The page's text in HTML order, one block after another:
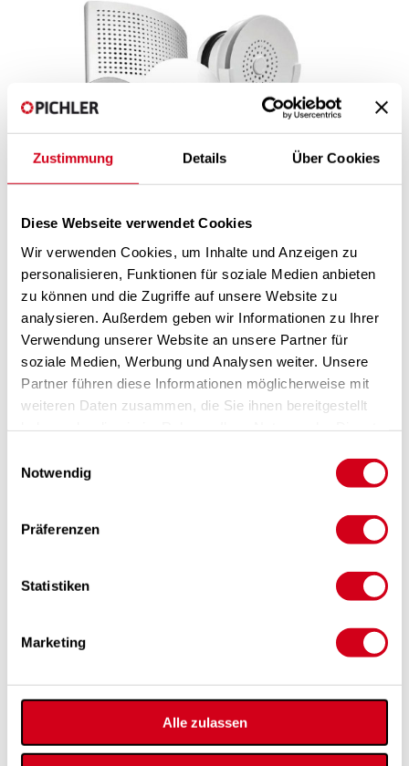
Zustimmung Details Über Cookies
Diese Webseite verwendet Cookies
Wir verwenden Cookies, um Inhalte und Anzeigen zu
personalisieren, Funktionen für soziale Medien anbieten
zu können und die Zugriffe auf unsere Website zu
analysieren. Außerdem geben wir Informationen zu Ihrer
Verwendung unserer Website an unsere Partner für
soziale Medien, Werbung und Analysen weiter. Unsere
Partner führen diese Informationen möglicherweise mit
weiteren Daten zusammen, die Sie ihnen bereitgestellt
Notwendig
Präferenzen
Statistiken
Marketing
Alle zulassen
Umfangreiches Sortiment an Luftauslässen für die Zu- und Abluft
in verschiedensten Materialen wie Kunststoff, Stahlblech,
Edelstahl als Lagerware abrufbar.
PICHLER SDV – das unerhört leise
Designventil für den Wohnbau
Technische Datenblätter
10Ventile_Uebersicht.pdf(9,7 MB)
10DesignauslaesseUebersicht.pdf(657,5 kB)
LG54.IC_10DBL_Schalldaempfer_V01_ABK.docx
(21,6 kB)
LG54.IC_10KTS_Ventile_V01_ABK.docx
LG54.IC_10NKKKL_Ventile_V01_ABK.docx
LG54.IC_10TVSAER_ventile_V01_ABK.docx
LG54.IC_10VEF_ventile_V01_ABK.docx(22,7 kB)